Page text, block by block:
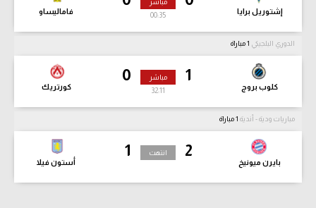
إشتوريل برايا فاماليساو 00:36
الدوري البلجيكي
1
كلوب بروج
0
كورتريك
مباشر
32:12
مباريات ودية - أندية
2
بايرن ميونيخ
1
أستون فيلا
انتهت